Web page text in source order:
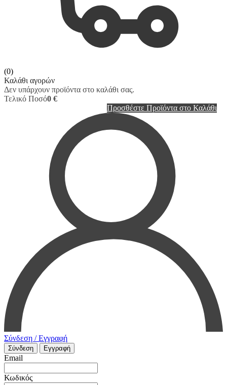
(0)
Καλάθι αγορών
Δεν υπάρχουν προϊόντα στο καλάθι σας.
Τελικό Ποσό0 €
Προσθέστε Προϊόντα στο Καλάθι
Σύνδεση / Εγγραφή
Σύνδεση Εγγραφή
Email
Κωδικός